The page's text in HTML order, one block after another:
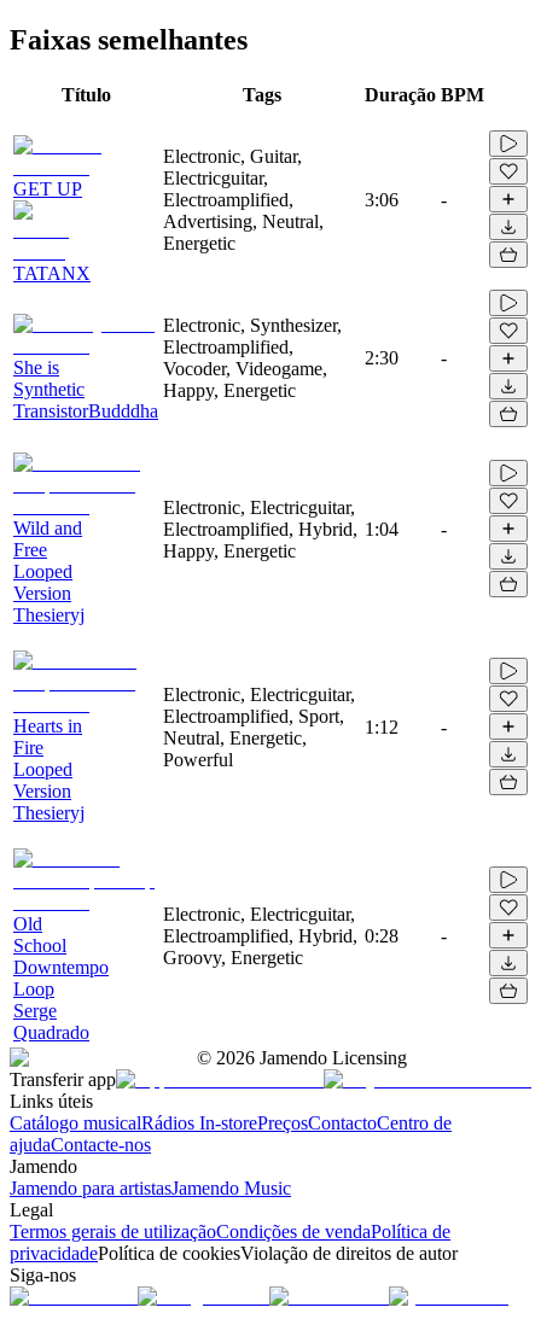
Faixas semelhantes
Título Tags Duração BPM
GET UP
TATANX
Electronic, Guitar,
Electricguitar,
Electroamplified,
Advertising, Neutral,
Energetic
3:06 -
She is
Synthetic
TransistorBudddha
Electronic, Synthesizer,
Electroamplified,
Vocoder, Videogame,
Happy, Energetic
2:30 -
Wild and
Free
Looped
Version
Thesieryj
Electronic, Electricguitar,
Electroamplified, Hybrid,
Happy, Energetic
1:04 -
Hearts in
Fire
Looped
Version
Thesieryj
Electronic, Electricguitar,
Electroamplified, Sport,
Neutral, Energetic,
Powerful
1:12 -
Old
School
Downtempo
Loop
Serge
Quadrado
Electronic, Electricguitar,
Electroamplified, Hybrid,
Groovy, Energetic
0:28 -
© 2026 Jamendo Licensing
Transferir app
Links úteis
Catálogo musicalRádios In-storePreçosContactoCentro de
ajudaContacte-nos
Jamendo
Jamendo para artistasJamendo Music
Legal
Termos gerais de utilizaçãoCondições de vendaPolítica de
privacidadePolítica de cookiesViolação de direitos de autor
Siga-nos